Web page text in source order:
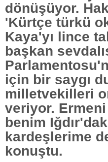
dönüşüyor.
'Kürtçe türkü
Kaya'yı lince
başkan
için bir saygı
milletvekilleri
veriyor.
benim
kardeşlerime
konuştu.